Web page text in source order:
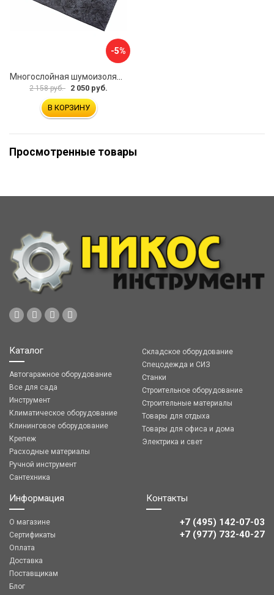
-5%
2 158 руб. 2 050 руб.
В КОРЗИНУ
Просмотренные товары
Каталог
Автогаражное оборудование
Все для сада
Инструмент
Климатическое оборудование
Клининговое оборудование
Крепеж
Расходные материалы
Ручной инструмент
Сантехника
Складское оборудование
Спецодежда и СИЗ
Станки
Строительное оборудование
Строительные материалы
Товары для отдыха
Товары для офиса и дома
Электрика и свет
Информация
О магазине
Сертификаты
Оплата
Доставка
Поставщикам
Блог
Контакты
+7 (495) 142-07-03
‎‎+7 (977) 732-40-27